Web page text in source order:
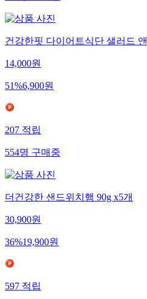
건강한핏 다이어트식단 샐러드
14,000원
51%6,900원
207적립
554명구매중
더건강한 샌드위치햄 90g x5개
30,900원
36%19,900원
597적립